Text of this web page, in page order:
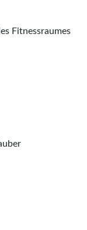
Fitnessraumes